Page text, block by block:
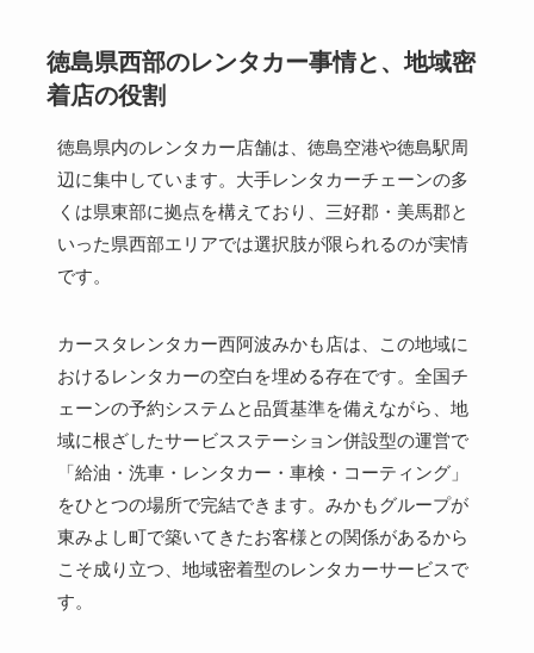
徳島県西部のレンタカー事情と、地域密
着店の役割
徳島県内のレンタカー店舗は、徳島空港や徳島駅周
辺に集中しています。大手レンタカーチェーンの多
くは県東部に拠点を構えており、三好郡・美馬郡と
いった県西部エリアでは選択肢が限られるのが実情
です。
カースタレンタカー西阿波みかも店は、この地域に
おけるレンタカーの空白を埋める存在です。全国チ
ェーンの予約システムと品質基準を備えながら、地
域に根ざしたサービスステーション併設型の運営で
「給油・洗車・レンタカー・車検・コーティング」
をひとつの場所で完結できます。みかもグループが
東みよし町で築いてきたお客様との関係があるから
こそ成り立つ、地域密着型のレンタカーサービスで
す。